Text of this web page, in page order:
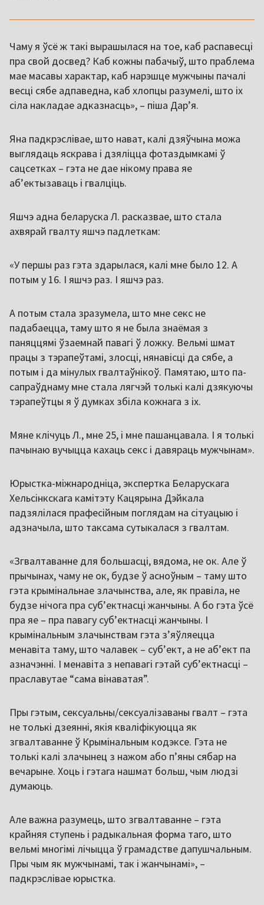
Чаму я ўсё ж такі вырашылася на тое, каб распавесці
пра свой досвед? Каб кожны пабачыў, што праблема
мае масавы характар, каб нарэшце мужчыны пачалі
весці сябе адпаведна, каб хлопцы разумелі, што іх
сіла накладае адказнасць», – піша Дар’я.
Яна падкрэслівае, што нават, калі дзяўчына можа
выглядаць яскрава і дзяліцца фотаздымкамі ў
сацсетках – гэта не дае нікому права яе
аб’ектызаваць і гвалціць.
Яшчэ адна беларуска Л. расказвае, што стала
ахвярай гвалту яшчэ падлеткам:
«У першы раз гэта здарылася, калі мне было 12. А
потым у 16. І яшчэ раз. І яшчэ раз.
А потым стала зразумела, што мне секс не
падабаецца, таму што я не была знаёмая з
паняццямі ўзаемнай павагі ў ложку. Вельмі шмат
працы з тэрапеўтамі, злосці, нянавісці да сябе, а
потым і да мінулых гвалтаўнікоў. Памятаю, што па-
сапраўднаму мне стала лягчэй толькі калі дзякуючы
тэрапеўтцы я ў думках збіла кожнага з іх.
Мяне клічуць Л., мне 25, і мне пашанцавала. І я толькі
пачынаю вучыцца кахаць секс і давяраць мужчынам».
Юрыстка-міжнародніца, экспертка Беларускага
Хельсінкскага камітэту Кацярына Дэйкала
падзялілася прафесійным поглядам на сітуацыю і
адзначыла, што таксама сутыкалася з гвалтам.
«Згвалтаванне для большасці, вядома, не ок. Але ў
прычынах, чаму не ок, будзе ў асноўным – таму што
гэта крымінальнае злачынства, але, як правіла, не
будзе нічога пра суб’ектнасці жанчыны. А бо гэта ўсё
пра яе – пра павагу субʼектнасці жанчыны. І
крымінальным злачынствам гэта зʼяўляецца
менавіта таму, што чалавек – субʼект, а не абʼект па
азначэнні. І менавіта з непавагі гэтай субʼектнасці –
праславутае “сама вінаватая”.
Пры гэтым, сексуальны/сексуалізаваны гвалт – гэта
не толькі дзеянні, якія кваліфікуюцца як
згвалтаванне ў Крымінальным кодэксе. Гэта не
толькі калі злачынец з нажом або пʼяны сябар на
вечарыне. Хоць і гэтага нашмат больш, чым людзі
думаюць.
Але важна разумець, што згвалтаванне – гэта
крайняя ступень і радыкальная форма таго, што
вельмі многімі лічыцца ў грамадстве дапушчальным.
Пры чым як мужчынамі, так і жанчынамі», –
падкрэслівае юрыстка.